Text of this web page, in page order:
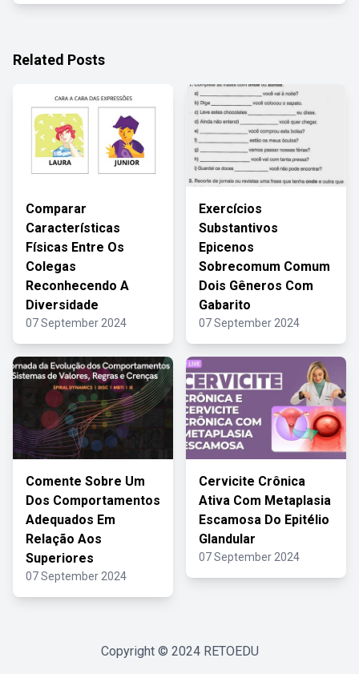
Related Posts
Comparar
Características
Físicas Entre Os
Colegas
Reconhecendo A
Diversidade
07 September 2024
Exercícios
Substantivos
Epicenos
Sobrecomum Comum
Dois Gêneros Com
Gabarito
07 September 2024
Comente Sobre Um
Dos Comportamentos
Adequados Em
Relação Aos
Superiores
07 September 2024
Cervicite Crônica
Ativa Com Metaplasia
Escamosa Do Epitélio
Glandular
07 September 2024
Copyright © 2024 RETOEDU